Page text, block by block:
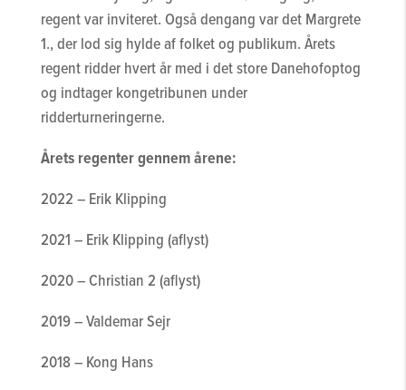
regent var inviteret. Også dengang var det Margrete
1., der lod sig hylde af folket og publikum. Årets
regent ridder hvert år med i det store Danehofoptog
og indtager kongetribunen under
ridderturneringerne.
Årets regenter gennem årene:
2022 – Erik Klipping
2021 – Erik Klipping (aflyst)
2020 – Christian 2 (aflyst)
2019 – Valdemar Sejr
2018 – Kong Hans